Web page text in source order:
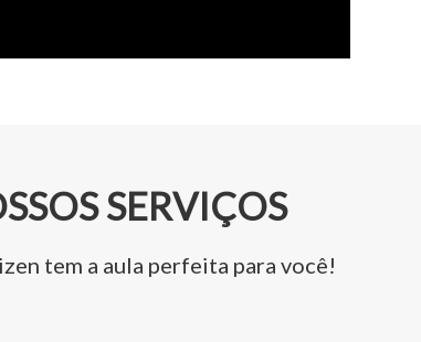
SERVIÇOS
tem a aula perfeita para você!